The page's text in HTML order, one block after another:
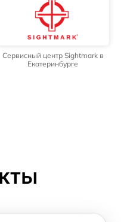
Сервисный центр Sightmark в
Екатеринбурге